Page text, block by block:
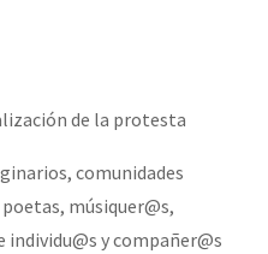
de la protesta
comunidades
músiquer@s,
individu@s y compañer@s